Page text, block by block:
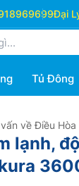
Đại
Tủ Đông
về Điều Hòa
lạnh,